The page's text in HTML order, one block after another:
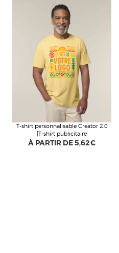
T-shirt personnalisable Creator 2.0
|T-shirt publicitaire
À PARTIR DE5,62€